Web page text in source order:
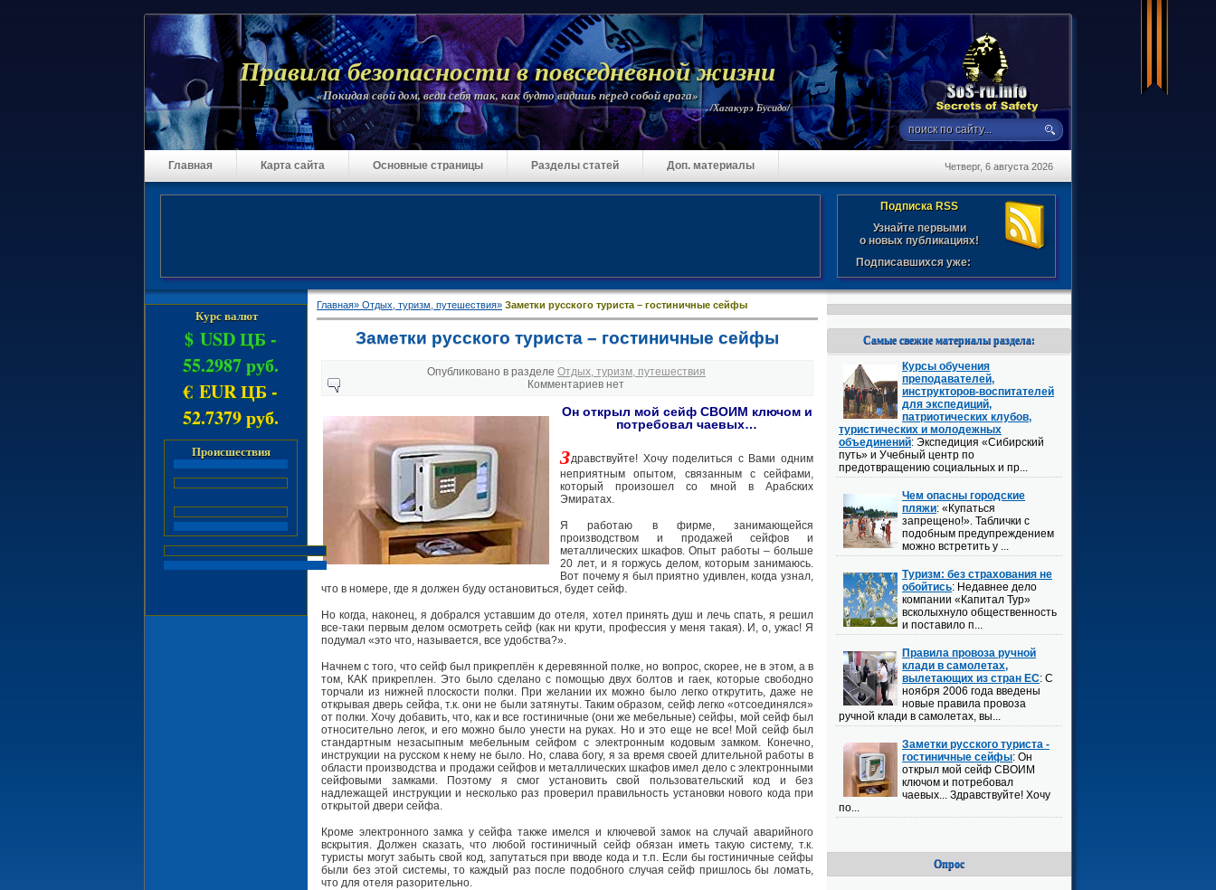
Подписка RSS
Узнайте первыми
о новых публикациях!
Подписавшихся уже:
Главная» Отдых, туризм, путешествия» Заметки русского туриста – гостиничные сейфы
Заметки русского туриста – гостиничные сейфы
Опубликовано в разделе Отдых, туризм, путешествия
Комментариев нет
Он открыл мой сейф СВОИМ ключом и
потребовал чаевых…
Здравствуйте! Хочу поделиться с Вами одним
неприятным опытом, связанным с сейфами,
который произошел со мной в Арабских
Эмиратах.
Я работаю в фирме, занимающейся
производством и продажей сейфов и
металлических шкафов. Опыт работы – больше
20 лет, и я горжусь делом, которым занимаюсь.
Вот почему я был приятно удивлен, когда узнал,
что в номере, где я должен буду остановиться, будет сейф.
Но когда, наконец, я добрался уставшим до отеля, хотел принять душ и лечь спать, я решил
все-таки первым делом осмотреть сейф (как ни крути, профессия у меня такая). И, о, ужас! Я
подумал «это что, называется, все удобства?».
Начнем с того, что сейф был прикреплён к деревянной полке, но вопрос, скорее, не в этом, а в
том, КАК прикреплен. Это было сделано с помощью двух болтов и гаек, которые свободно
торчали из нижней плоскости полки. При желании их можно было легко открутить, даже не
открывая дверь сейфа, т.к. они не были затянуты. Таким образом, сейф легко «отсоединялся»
от полки. Хочу добавить, что, как и все гостиничные (они же мебельные) сейфы, мой сейф был
относительно легок, и его можно было унести на руках. Но и это еще не все! Мой сейф был
стандартным незасыпным мебельным сейфом с электронным кодовым замком. Конечно,
инструкции на русском к нему не было. Но, слава богу, я за время своей длительной работы в
области производства и продажи сейфов и металлических шкафов имел дело с электронными
сейфовыми замками. Поэтому я смог установить свой пользовательский код и без
надлежащей инструкции и несколько раз проверил правильность установки нового кода при
открытой двери сейфа.
Кроме электронного замка у сейфа также имелся и ключевой замок на случай аварийного
вскрытия. Должен сказать, что любой гостиничный сейф обязан иметь такую систему, т.к.
туристы могут забыть свой код, запутаться при вводе кода и т.п. Если бы гостиничные сейфы
были без этой системы, то каждый раз после подобного случая сейф пришлось бы ломать,
что для отеля разорительно.
Курс валют
$ USD ЦБ -
55.2987 руб.
€ EUR ЦБ -
52.7379 руб.
Происшествия
Самые свежие материалы раздела:
Курсы обучения
преподавателей,
инструкторов-воспитателей
для экспедиций,
патриотических клубов,
туристических и молодежных
объединений: Экспедиция «Сибирский
путь» и Учебный центр по
предотвращению социальных и пр...
Чем опасны городские
пляжи: «Купаться
запрещено!». Таблички с
подобным предупреждением
можно встретить у ...
Туризм: без страхования не
обойтись: Недавнее дело
компании «Капитал Тур»
всколыхнуло общественность
и поставило п...
Правила провоза ручной
клади в самолетах,
вылетающих из стран ЕС: С
ноября 2006 года введены
новые правила провоза
ручной клади в самолетах, вы...
Заметки русского туриста -
гостиничные сейфы: Он
открыл мой сейф СВОИМ
ключом и потребовал
чаевых... Здравствуйте! Хочу
по...
Опрос
Правила безопасности в повседневной жизни
«Покидая свой дом, веди себя так, как будто видишь перед собой врага»
/Хагакурэ Бусидо/
Главная Карта сайта Основные страницы Разделы статей Доп. материалы Четверг, 6 августа 2026